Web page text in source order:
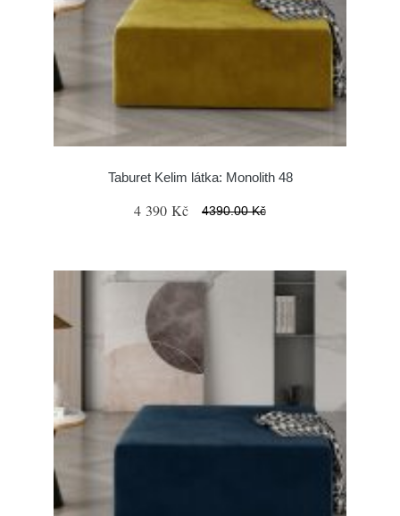
Taburet Kelim látka: Monolith 48
4 390 Kč 4390.00 Kč